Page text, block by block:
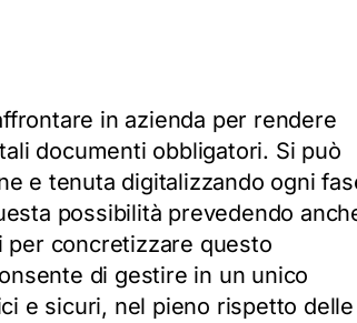
in azienda per rendere
documenti obbligatori. Si può
e tenuta digitalizzando ogni
possibilità prevedendo
per concretizzare questo
di gestire in un unico
e sicuri, nel pieno rispetto delle